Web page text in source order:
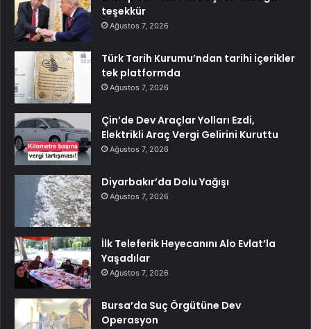
teşekkür
Ağustos 7, 2026
Türk Tarih Kurumu’ndan tarihi içerikler
tek platformda
Ağustos 7, 2026
Çin’de Dev Araçlar Yolları Ezdi,
Elektrikli Araç Vergi Gelirini Kuruttu
Ağustos 7, 2026
Diyarbakır’da Dolu Yağışı
Ağustos 7, 2026
İlk Teleferik Heyecanını Alo Evlat’la
Yaşadılar
Ağustos 7, 2026
Bursa’da Suç Örgütüne Dev
Operasyon